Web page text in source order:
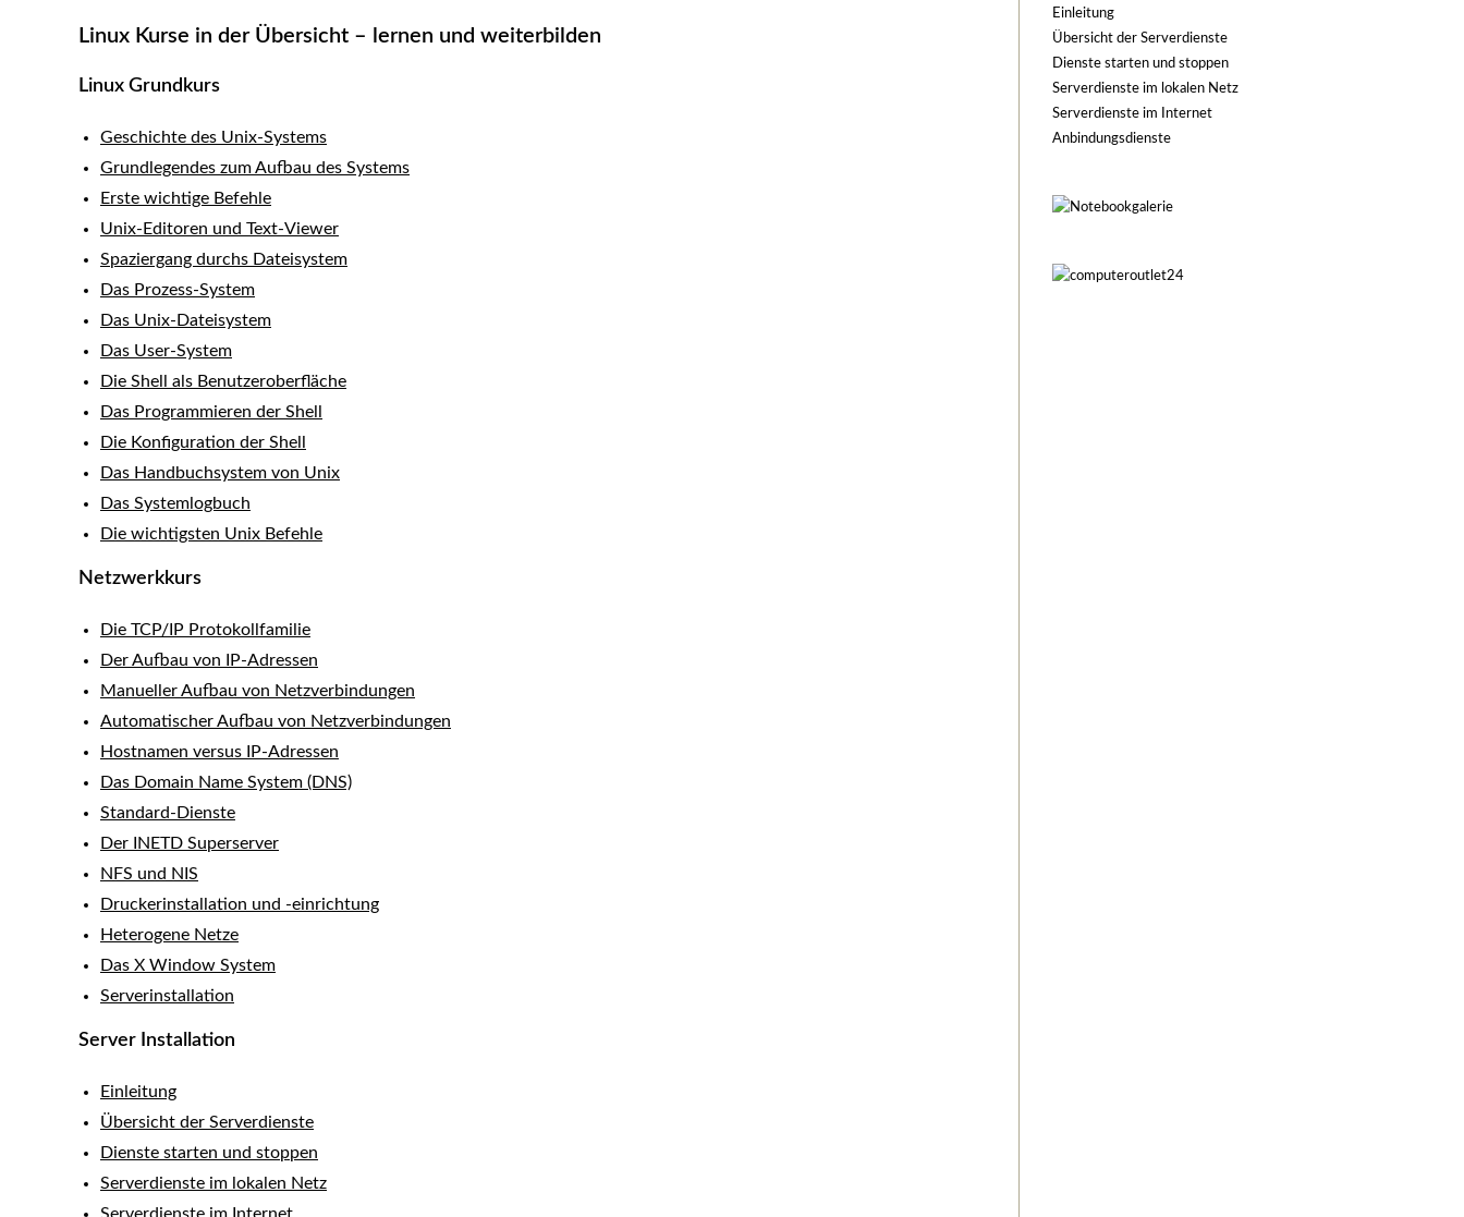
Linux Kurse in der Übersicht – lernen und weiterbilden
Linux Grundkurs
Geschichte des Unix-Systems
Grundlegendes zum Aufbau des Systems
Erste wichtige Befehle
Unix-Editoren und Text-Viewer
Spaziergang durchs Dateisystem
Das Prozess-System
Das Unix-Dateisystem
Das User-System
Die Shell als Benutzeroberfläche
Das Programmieren der Shell
Die Konfiguration der Shell
Das Handbuchsystem von Unix
Das Systemlogbuch
Die wichtigsten Unix Befehle
Netzwerkkurs
Die TCP/IP Protokollfamilie
Der Aufbau von IP-Adressen
Manueller Aufbau von Netzverbindungen
Automatischer Aufbau von Netzverbindungen
Hostnamen versus IP-Adressen
Das Domain Name System (DNS)
Standard-Dienste
Der INETD Superserver
NFS und NIS
Druckerinstallation und -einrichtung
Heterogene Netze
Das X Window System
Serverinstallation
Server Installation
Einleitung
Übersicht der Serverdienste
Dienste starten und stoppen
Serverdienste im lokalen Netz
Einleitung
Übersicht der Serverdienste
Dienste starten und stoppen
Serverdienste im lokalen Netz
Serverdienste im Internet
Anbindungsdienste